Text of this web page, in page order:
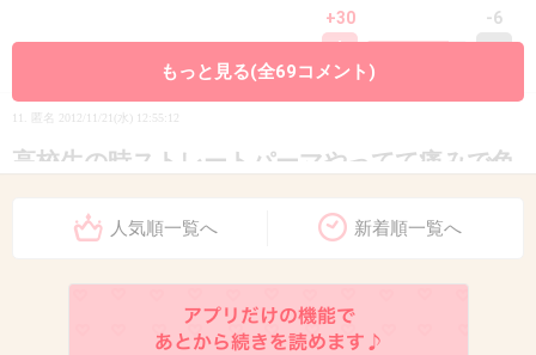
+30 -6
11. 匿名 2012/11/21(水) 12:55:12
高校生の時ストレートパーマやってて痛みで色
り喋ったことない子がいきなり背中触ってきて
言ったから、取ってくれたのかと思ってお礼言
もっと見る(全69コメント)
人気順一覧へ 新着順一覧へ